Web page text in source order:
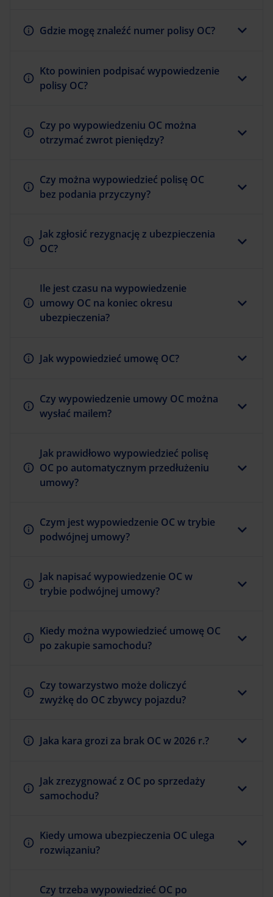
Gdzie mogę znaleźć numer polisy OC?
Kto powinien podpisać wypowiedzenie
polisy OC?
Czy po wypowiedzeniu OC można
otrzymać zwrot pieniędzy?
Czy można wypowiedzieć polisę OC
bez podania przyczyny?
Jak zgłosić rezygnację z ubezpieczenia
OC?
Ile jest czasu na wypowiedzenie
umowy OC na koniec okresu
ubezpieczenia?
Jak wypowiedzieć umowę OC?
Czy wypowiedzenie umowy OC można
wysłać mailem?
Jak prawidłowo wypowiedzieć polisę
OC po automatycznym przedłużeniu
umowy?
Czym jest wypowiedzenie OC w trybie
podwójnej umowy?
Jak napisać wypowiedzenie OC w
trybie podwójnej umowy?
Kiedy można wypowiedzieć umowę OC
po zakupie samochodu?
Czy towarzystwo może doliczyć
zwyżkę do OC zbywcy pojazdu?
Jaka kara grozi za brak OC w 2026 r.?
Jak zrezygnować z OC po sprzedaży
samochodu?
Kiedy umowa ubezpieczenia OC ulega
rozwiązaniu?
Czy trzeba wypowiedzieć OC po